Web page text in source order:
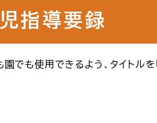
指導要録
でも使用できるよう、タイトル